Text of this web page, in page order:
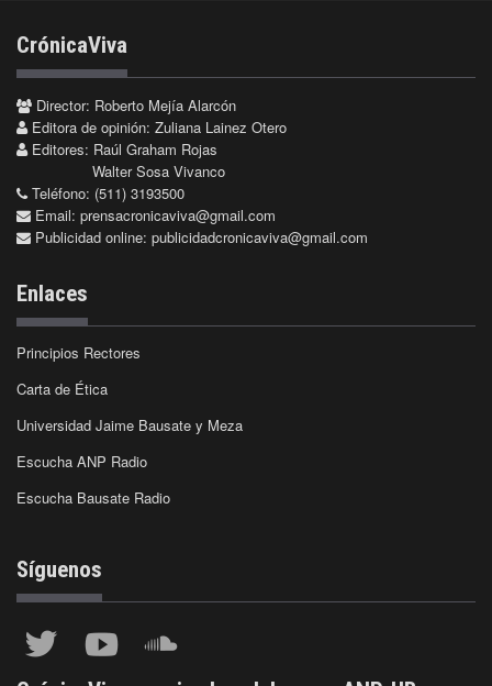
CrónicaViva
Director: Roberto Mejía Alarcón
Editora de opinión: Zuliana Lainez Otero
Editores: Raúl Graham Rojas
Walter Sosa Vivanco
Teléfono: (511) 3193500
Email: prensacronicaviva@gmail.com
Publicidad online: publicidadcronicaviva@gmail.com
Enlaces
Principios Rectores
Carta de Ética
Universidad Jaime Bausate y Meza
Escucha ANP Radio
Escucha Bausate Radio
Síguenos